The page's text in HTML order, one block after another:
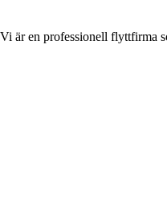
en professionell flyttfirma